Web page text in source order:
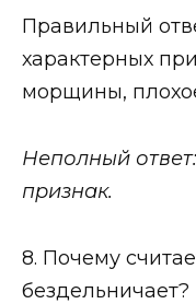
Правильный
характерных
морщины,
Неполный
признак.
8. Почему
бездельничает?